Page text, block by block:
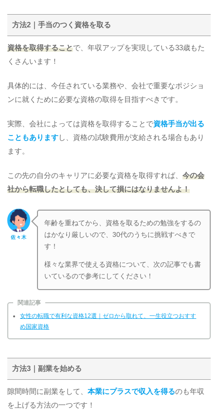
方法2｜手当のつく資格を取る
資格を取得することで、年収アップを実現している33歳もた
くさんいます！
具体的には、今任されている業務や、会社で重要なポジショ
ンに就くために必要な資格の取得を目指すべきです。
実際、会社によっては資格を取得することで資格手当が出る
こともありますし、資格の試験費用が支給される場合もあり
ます。
この先の自分のキャリアに必要な資格を取得すれば、 今の会
社から転職したとしても、決して損にはなりませんよ！
佐々木
年齢を重ねてから、資格を取るための勉強をするの
はかなり厳しいので、30代のうちに挑戦すべきで
す！
様々な業界で使える資格について、次の記事でも書
いているので参考にしてください！
関連記事
女性の転職で有利な資格12選｜ゼロから取れて、一生役立つおすす
め国家資格
方法3｜副業を始める
隙間時間に副業をして、 本業にプラスで収入を得るのも年収
を上げる方法の一つです！